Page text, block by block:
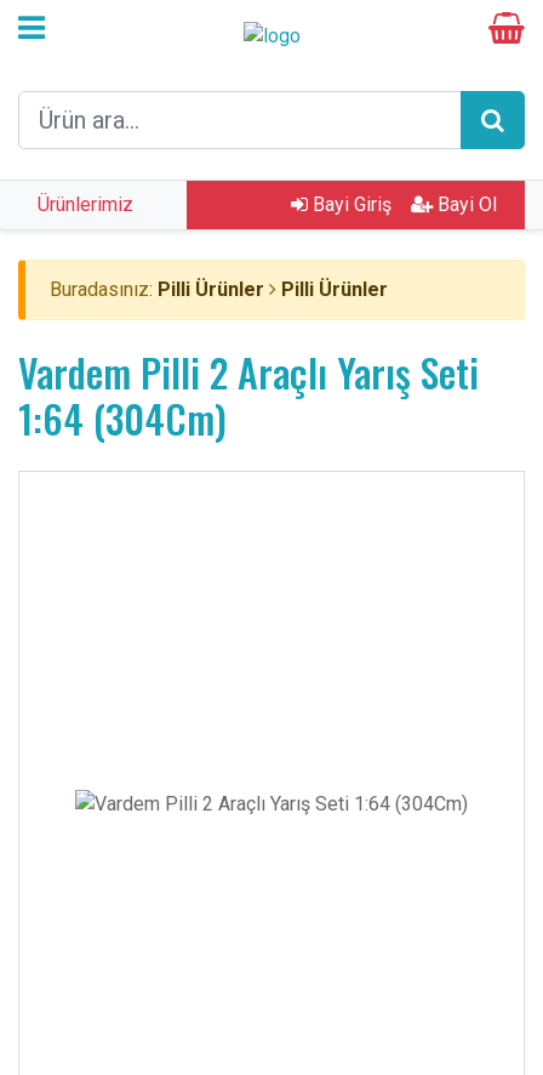
Ürünlerimiz Bayi Giriş Bayi Ol
Buradasınız: Pilli Ürünler Pilli Ürünler
Vardem Pilli 2 Araçlı Yarış Seti
1:64 (304Cm)